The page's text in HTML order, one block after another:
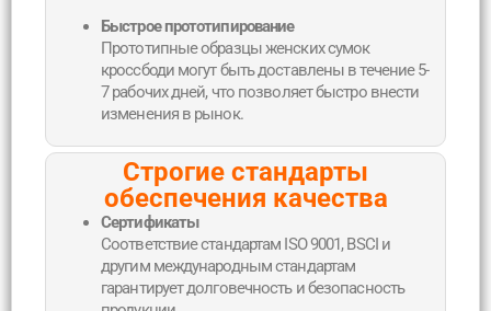
Быстрое прототипирование
Прототипные образцы женских сумок
кроссбоди могут быть доставлены в течение 5-
7 рабочих дней, что позволяет быстро внести
изменения в рынок.
Строгие стандарты
обеспечения качества
Сертификаты
Соответствие стандартам ISO 9001, BSCI и
другим международным стандартам
гарантирует долговечность и безопасность